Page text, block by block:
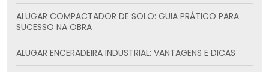
ALUGAR COMPACTADOR DE SOLO: GUIA PRÁTICO PARA
SUCESSO NA OBRA
ALUGAR ENCERADEIRA INDUSTRIAL: VANTAGENS E DICAS